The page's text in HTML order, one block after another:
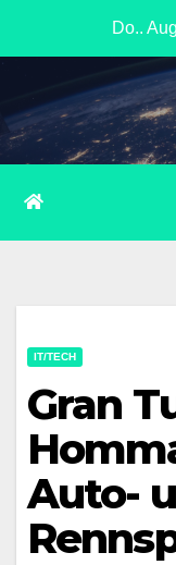
Do..
IT/TECH
Gran
Auto-